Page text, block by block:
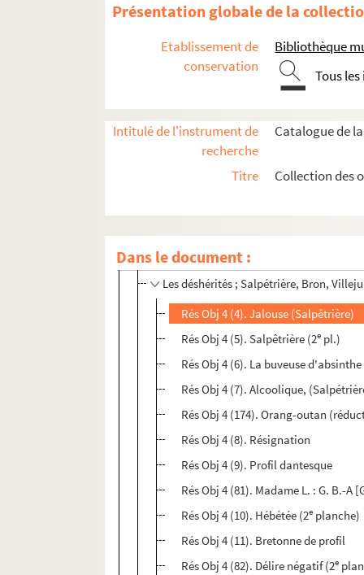
Présentation globale de la
Etablissement de
conservation
Bibliothèque
Tous
Intitulé de l'instrument de
recherche
Catalogue de
Titre Collection des
Dans le document :
Œuvres de Jeanne Bardey
Les déshérités ; Salpétrière, Bron,
Rés Obj 4 (4). Jalouse (Salpêtrière)
Rés Obj 4 (5). Salpêtrière (2e pl.)
Rés Obj 4 (6). La buveuse d'absinthe
Rés Obj 4 (7). Alcoolique,
Rés Obj 4 (174). Orang-outan
Rés Obj 4 (8). Résignation
Rés Obj 4 (9). Profil dantesque
Rés Obj 4 (81). Madame L. : G. B.-A
Rés Obj 4 (10). Hébétée (2e planche)
Rés Obj 4 (11). Bretonne de profil
Rés Obj 4 (82). Délire négatif (2e